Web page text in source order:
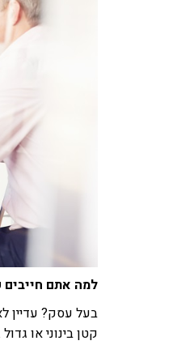
למה אתם חייבים
בעל עסק? עדיין
קטן בינוני או גדול